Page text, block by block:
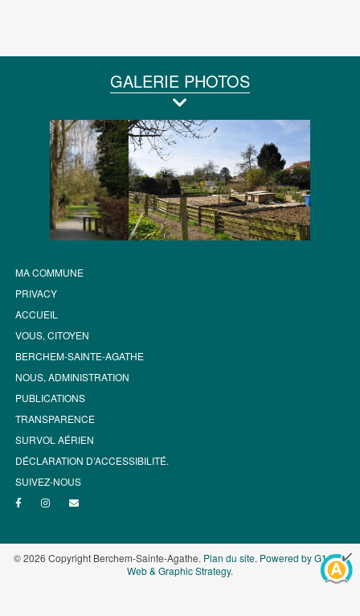
GALERIE PHOTOS
MA COMMUNE
PRIVACY
ACCUEIL
VOUS, CITOYEN
BERCHEM-SAINTE-AGATHE
NOUS, ADMINISTRATION
PUBLICATIONS
TRANSPARENCE
SURVOL AÉRIEN
DÉCLARATION D’ACCESSIBILITÉ.
SUIVEZ-NOUS
© 2026 Copyright Berchem-Sainte-Agathe. Plan du site. Powered by G1.be -
Web & Graphic Strategy.